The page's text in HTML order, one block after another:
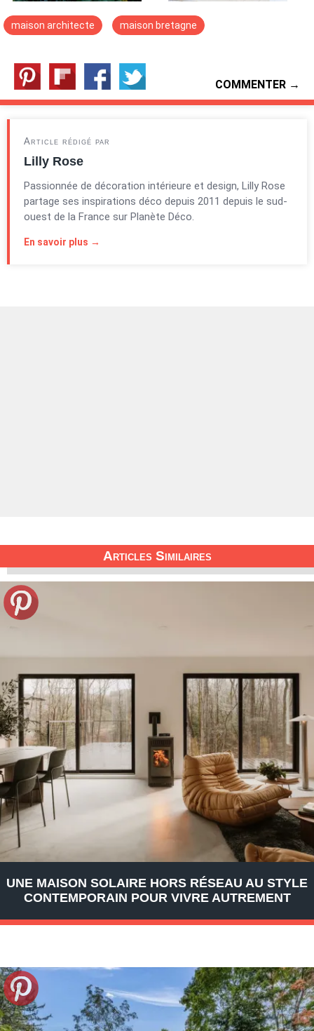
maison architecte maison bretagne
COMMENTER →
Article rédigé par
Lilly Rose
Passionnée de décoration intérieure et design, Lilly Rose
partage ses inspirations déco depuis 2011 depuis le sud-
ouest de la France sur Planète Déco.
En savoir plus →
Articles Similaires
UNE MAISON SOLAIRE HORS RÉSEAU AU STYLE
CONTEMPORAIN POUR VIVRE AUTREMENT